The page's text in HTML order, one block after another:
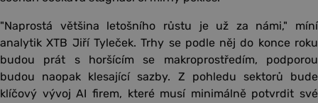
"Naprostá většina letošního růstu je už za námi," míní
analytik XTB Jiří Tyleček. Trhy se podle něj do konce roku
budou prát s horšícím se makroprostředím, podporou
budou naopak klesající sazby. Z pohledu sektorů bude
klíčový vývoj AI firem, které musí minimálně potvrdit své